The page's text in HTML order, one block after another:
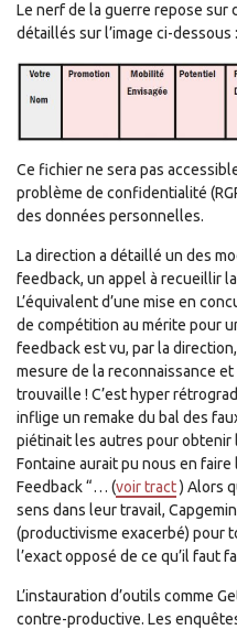
Le nerf de la guerre repose sur
détaillés sur l’image ci-dessous :
Ce fichier ne sera pas
problème de confidentialité
des données personnelles.
La direction a détaillé un des
feedback, un appel à recueillir
L’équivalent d’une mise en
de compétition au mérite pour
feedback est vu, par la
mesure de la reconnaissance
trouvaille ! C’est hyper
inflige un remake du bal des
piétinait les autres pour obtenir
Fontaine aurait pu nous en faire
Feedback “… (voir tract) Alors
sens dans leur travail,
(productivisme exacerbé) pour
l’exact opposé de ce qu’il faut
L’instauration d’outils comme
contre-productive. Les